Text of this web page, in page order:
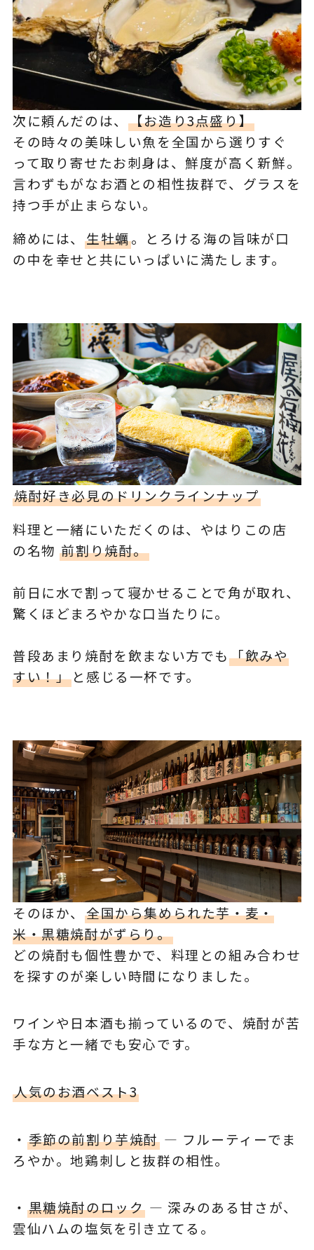
次に頼んだのは、 【お造り3点盛り】
その時々の美味しい魚を全国から選りすぐ
って取り寄せたお刺身は、鮮度が高く新鮮。
言わずもがなお酒との相性抜群で、グラスを
持つ手が止まらない。
締めには、 生牡蠣。とろける海の旨味が口
の中を幸せと共にいっぱいに満たします。
焼酎好き必見のドリンクラインナップ
料理と一緒にいただくのは、やはりこの店
の名物前割り焼酎。
前日に水で割って寝かせることで角が取れ、
驚くほどまろやかな口当たりに。
普段あまり焼酎を飲まない方でも「飲みや
すい！」 と感じる一杯です。
そのほか、 全国から集められた芋・麦・
米・黒糖焼酎がずらり。
どの焼酎も個性豊かで、料理との組み合わせ
を探すのが楽しい時間になりました。
ワインや日本酒も揃っているので、焼酎が苦
手な方と一緒でも安心です。
人気のお酒ベスト3
・ 季節の前割り芋焼酎 ― フルーティーでま
ろやか。地鶏刺しと抜群の相性。
・ 黒糖焼酎のロック ― 深みのある甘さが、
雲仙ハムの塩気を引き立てる。